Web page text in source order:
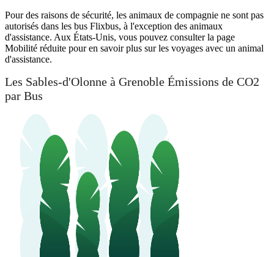
Pour des raisons de sécurité, les animaux de compagnie ne sont pas
autorisés dans les bus Flixbus, à l'exception des animaux
d'assistance. Aux États-Unis, vous pouvez consulter la page
Mobilité réduite pour en savoir plus sur les voyages avec un animal
d'assistance.
Les Sables-d'Olonne à Grenoble Émissions de CO2
par Bus